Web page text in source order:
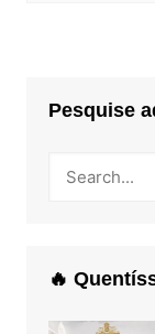
Pesquise
🔥